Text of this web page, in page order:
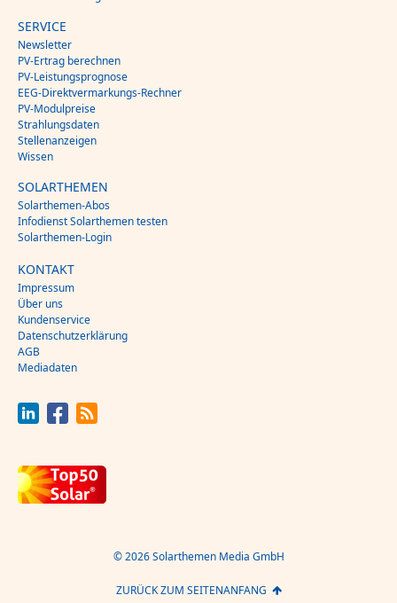
SERVICE
Newsletter
PV-Ertrag berechnen
PV-Leistungsprognose
EEG-Direktvermarkungs-Rechner
PV-Modulpreise
Strahlungsdaten
Stellenanzeigen
Wissen
SOLARTHEMEN
Solarthemen-Abos
Infodienst Solarthemen testen
Solarthemen-Login
KONTAKT
Impressum
Über uns
Kundenservice
Datenschutzerklärung
AGB
Mediadaten
© 2026 Solarthemen Media GmbH
ZURÜCK ZUM SEITENANFANG